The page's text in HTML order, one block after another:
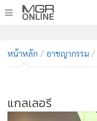
• ทันเหตุการณ์
• ภาคใต้
• Online Section
• บันเทิง
หน้าหลัก อาชญากรรม
แกลเลอรี